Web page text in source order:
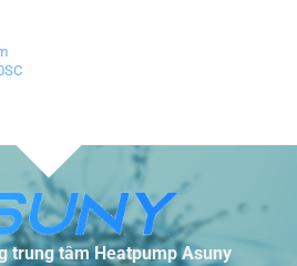
trung tâm Heatpump Asuny